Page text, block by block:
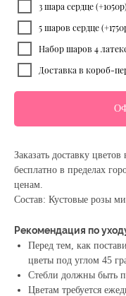
3 шара сердце (+1050р)
5 шаров сердце
Набор шаров 4
Доставка в короб-
Заказать доставку
бесплатно в пределах
ценам.
Состав: Кустовые розы
Рекомендация по
Перед тем, как
цветы под углом 45
Стебли должны быть
Цветам требуется